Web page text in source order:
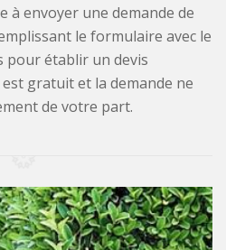
à envoyer une demande de
le formulaire avec le
pour établir un devis
gratuit et la demande ne
de votre part.